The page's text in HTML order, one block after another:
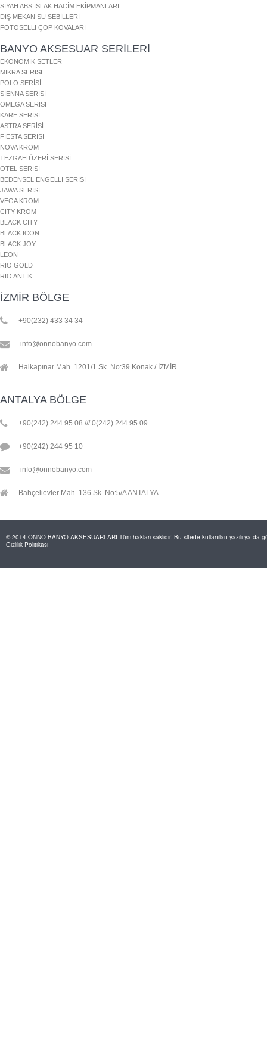
SİYAH ABS ISLAK HACİM EKİPMANLARI
DIŞ MEKAN SU SEBİLLERİ
FOTOSELLİ ÇÖP KOVALARI
BANYO AKSESUAR SERİLERİ
EKONOMİK SETLER
MİKRA SERİSİ
POLO SERİSİ
SİENNA SERİSİ
OMEGA SERİSİ
KARE SERİSİ
ASTRA SERİSİ
FİESTA SERİSİ
NOVA KROM
TEZGAH ÜZERİ SERİSİ
OTEL SERİSİ
BEDENSEL ENGELLİ SERİSİ
JAWA SERİSİ
VEGA KROM
CITY KROM
BLACK CITY
BLACK ICON
BLACK JOY
LEON
RIO GOLD
RIO ANTİK
İZMİR BÖLGE
+90(232) 433 34 34
info@onnobanyo.com
Halkapınar Mah. 1201/1 Sk. No:39 Konak / İZMİR
ANTALYA BÖLGE
+90(242) 244 95 08 /// 0(242) 244 95 09
+90(242) 244 95 10
info@onnobanyo.com
Bahçelievler Mah. 136 Sk. No:5/A ANTALYA
© 2014 ONNO BANYO AKSESUARLARI Tüm hakları saklıdır. Bu sitede kullanılan yazılı ya da
Gizlilik Politikası